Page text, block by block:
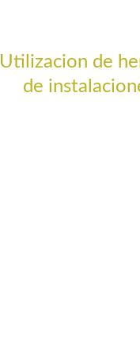
Utilizacion de
de